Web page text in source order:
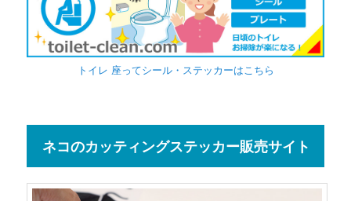
トイレ 座ってシール・ステッカーはこちら
ネコのカッティングステッカー販売サイト